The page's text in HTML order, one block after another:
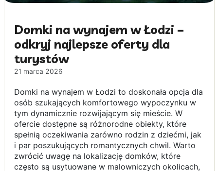
Domki na wynajem w Łodzi –
odkryj najlepsze oferty dla
turystów
21 marca 2026
Domki na wynajem w Łodzi to doskonała opcja dla
osób szukających komfortowego wypoczynku w
tym dynamicznie rozwijającym się mieście. W
ofercie dostępne są różnorodne obiekty, które
spełnią oczekiwania zarówno rodzin z dziećmi, jak
i par poszukujących romantycznych chwil. Warto
zwrócić uwagę na lokalizację domków, które
często są usytuowane w malowniczych okolicach,